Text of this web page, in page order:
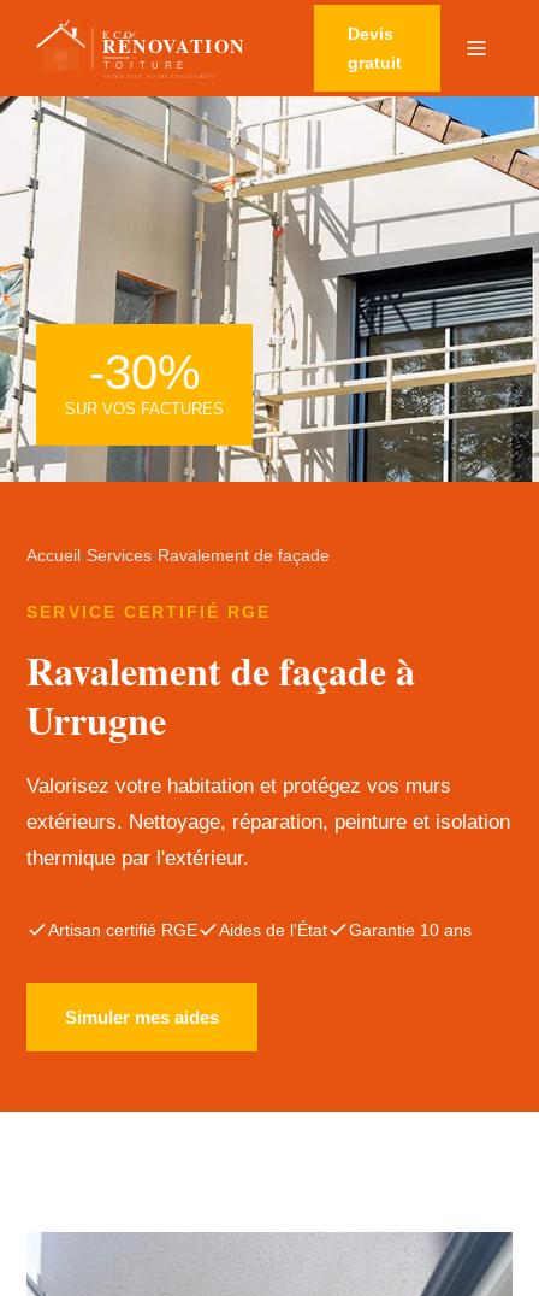
Devis
gratuit
Accueil ›Services› Ravalement de façade
SERVICE CERTIFIÉ RGE
Ravalement de façade à
Urrugne
Valorisez votre habitation et protégez vos murs
extérieurs. Nettoyage, réparation, peinture et isolation
thermique par l'extérieur.
Artisan certifié RGE Aides de l'État Garantie 10 ans
Simuler mes aides
-30%
SUR VOS FACTURES